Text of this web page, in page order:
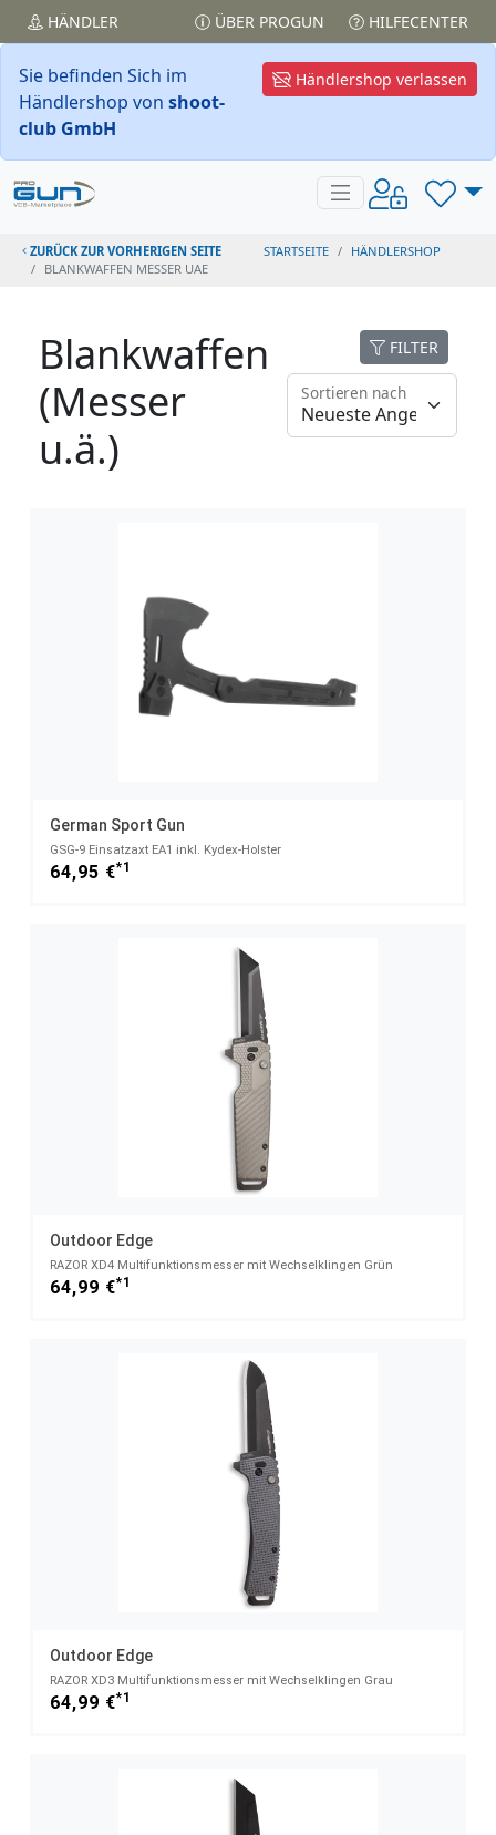
HÄNDLER ÜBER PROGUN HILFECENTER
Händlershop verlassen
Sie befinden Sich im
Händlershop von shoot-
club GmbH
ZURÜCK ZUR VORHERIGEN SEITE STARTSEITE
HÄNDLERSHOP
BLANKWAFFEN MESSER UAE
Blankwaffen
(Messer
u.ä.)
FILTER
Sortieren nach
German Sport Gun
GSG-9 Einsatzaxt EA1 inkl. Kydex-Holster
64,95 €*1
Outdoor Edge
RAZOR XD4 Multifunktionsmesser mit Wechselklingen Grün
64,99 €*1
Outdoor Edge
RAZOR XD3 Multifunktionsmesser mit Wechselklingen Grau
64,99 €*1